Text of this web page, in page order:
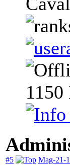
1150
#5 Mag-21-